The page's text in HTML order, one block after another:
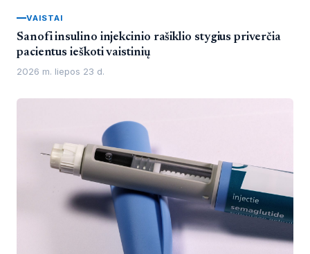
VAISTAI
Sanofi insulino injekcinio rašiklio stygius priverčia
pacientus ieškoti vaistinių
2026 m. liepos 23 d.